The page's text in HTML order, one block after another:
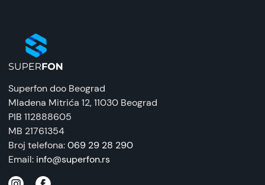
Superfon doo Beograd
Mladena Mitrića 12, 11030 Beograd
PIB 112888605
MB 21761354
Broj telefona:069 29 28 290
Email: info@superfon.rs